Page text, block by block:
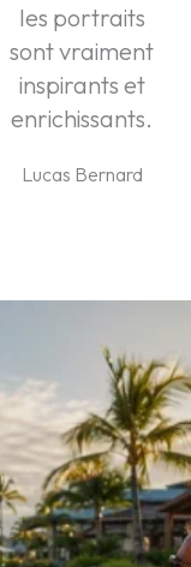
les portraits
sont vraiment
inspirants et
enrichissants.
Lucas Bernard